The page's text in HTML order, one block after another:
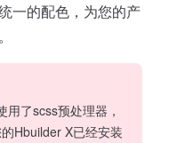
一的配色，为您的产
了scss预处理器，
Hbuilder X已经安装